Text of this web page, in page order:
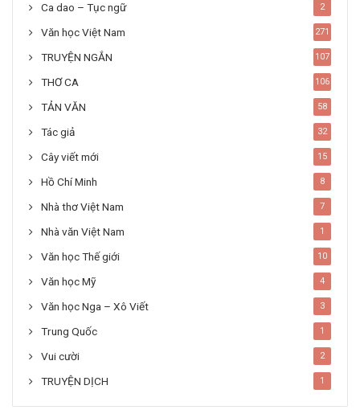
Ca dao – Tục ngữ 2
Văn học Việt Nam 271
TRUYỆN NGẮN 107
THƠ CA 106
TẢN VĂN 58
Tác giả 32
Cây viết mới 15
Hồ Chí Minh 8
Nhà thơ Việt Nam 7
Nhà văn Việt Nam 1
Văn học Thế giới 10
Văn học Mỹ 4
Văn học Nga – Xô Viết 3
Trung Quốc 1
Vui cười 2
TRUYỆN DỊCH 1